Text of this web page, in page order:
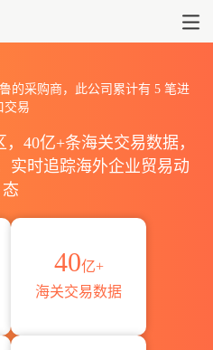
的采购商，此公司累计有 5笔进
交易
40亿+条海关交易数据，
实时追踪海外企业贸易动
态
40亿+
海关交易数据